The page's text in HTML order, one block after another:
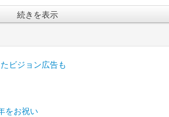
続きを表示
ビジョン広告も
をお祝い